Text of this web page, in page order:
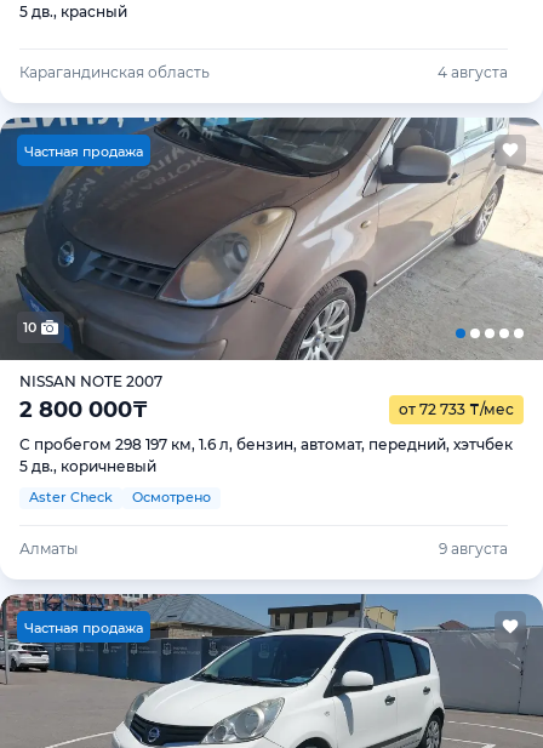
5 дв., красный
Карагандинская область 4 августа
Частная продажа
10
NISSAN NOTE 2007
2 800 000₸ от 72 733 ₸/мес
С пробегом 298 197 км, 1.6 л, бензин, автомат, передний, хэтчбек
5 дв., коричневый
Aster Check Осмотрено
Алматы 9 августа
Частная продажа